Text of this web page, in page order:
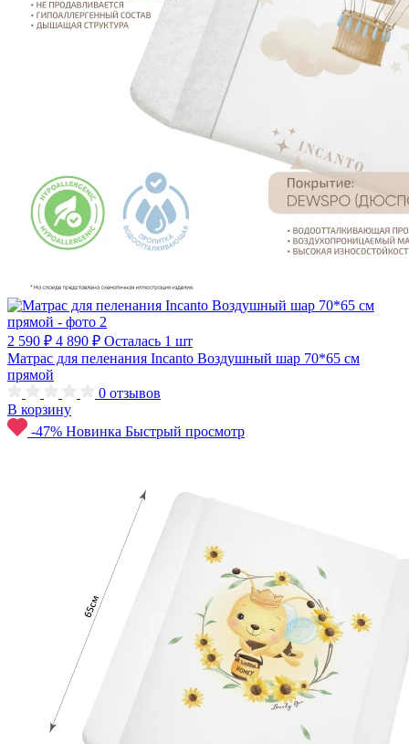
2 590 ₽ 4 890 ₽ Осталась 1 шт
Матрас для пеленания Incanto Воздушный шар 70*65 см
прямой
0 отзывов
В корзину
-47% Новинка Быстрый просмотр